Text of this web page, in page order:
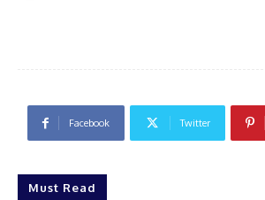
Facebook Twitter
Must Read